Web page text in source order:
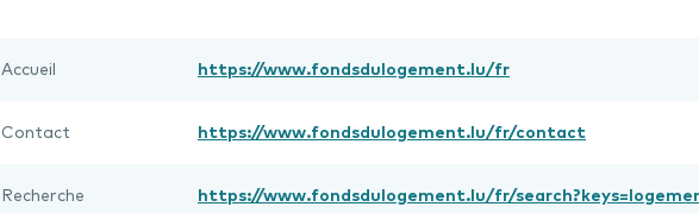
Accueil https://www.fondsdulogement.lu/fr
Contact https://www.fondsdulogement.lu/fr/contact
Recherche https://www.fondsdulogement.lu/fr/